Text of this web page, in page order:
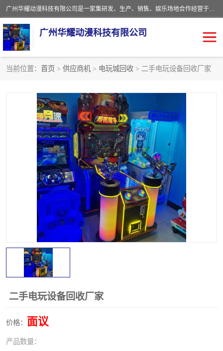
广州华耀动漫科技有限公司是一家集研发、生产、销售、娱乐场地合作经营于一体的动漫游戏公司。本公司拥有一支年轻化集研发生产到售后服务的队伍，及时地为客户提供、赚钱的产品。本公司以雄厚的实力、合理的价格、优良的服务与多家企业建立了长期的合作关系。热诚欢迎各界前来参观、考察、洽谈业务。目前公司经营的产品有：各种捕渔游戏机系列，大型模拟机系列、轮盘机系列、连线机系列、框体机系列、玛莉机系列等。
广州华耀动漫科技有限公司
当前位置： 首页 > 供应商机 > 电玩城回收 > 二手电玩设备回收厂家
二手电玩设备回收厂家
价格： 面议
产品数量：
赛车回收 电玩城回收
模拟机回收 儿童机回收
游戏厅回收 *机回收